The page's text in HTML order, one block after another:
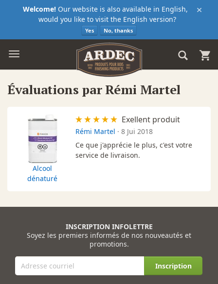
×
Welcome! Our website is also available in English,
would you like to visit the English version?
Yes No, thanks
Évaluations par Rémi Martel
Alcool
dénaturé
Exellent produit
Rémi Martel · 8 Jui 2018
Ce que j'apprécie le plus, c'est votre
service de livraison.
INSCRIPTION INFOLETTRE
Soyez les premiers informés de nos nouveautés et
promotions.
Inscription